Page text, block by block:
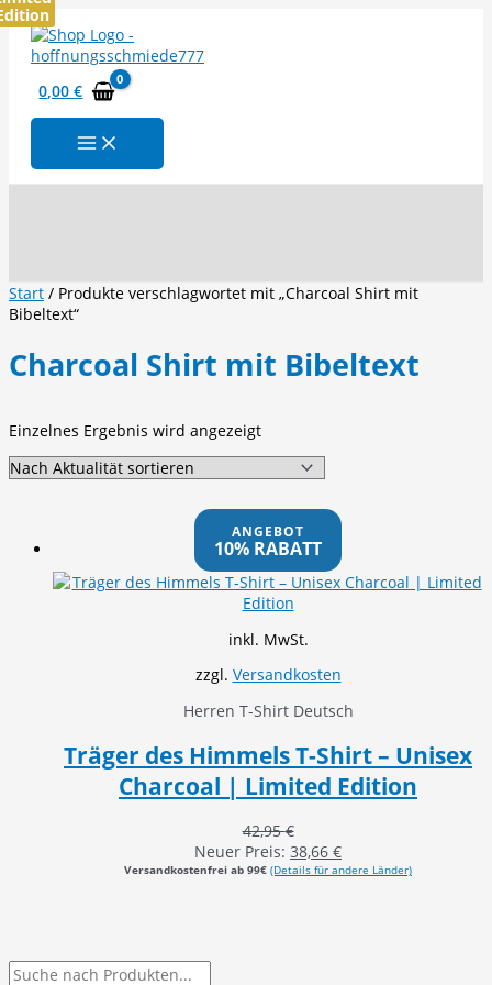
Zum
Inhalt
springen
0,00€
P
Start / Produkte verschlagwortet mit „Charcoal Shirt mit
Bibeltext“
Charcoal Shirt mit Bibeltext
Einzelnes Ergebnis wird angezeigt
ANGEBOT
10% RABATT
inkl. MwSt.
zzgl. Versandkosten
Herren T-Shirt Deutsch
Träger des Himmels T-Shirt – Unisex
Charcoal | Limited Edition
42,95€
Neuer Preis: 38,66 €
Versandkostenfrei ab 99€ (Details für andere Länder)